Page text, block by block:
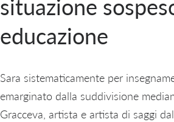
situazione
educazione
Sara sistematicamente per
emarginato dalla suddivisione
Gracceva, artista e artista di saggi